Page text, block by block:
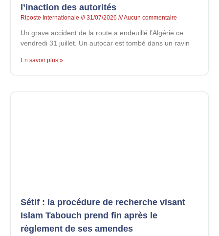
l’inaction des autorités
Riposte Internationale 31/07/2026 Aucun commentaire
Un grave accident de la route a endeuillé l’Algérie ce
vendredi 31 juillet. Un autocar est tombé dans un ravin
En savoir plus »
Sétif : la procédure de recherche visant
Islam Tabouch prend fin après le
règlement de ses amendes